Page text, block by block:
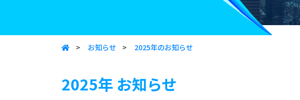
> お知らせ > 2025年のお知らせ
2025年 お知らせ